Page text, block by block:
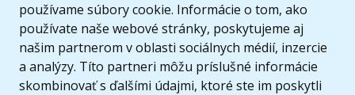
používame súbory cookie. Informácie o tom, ako
používate naše webové stránky, poskytujeme aj
našim partnerom v oblasti sociálnych médií, inzercie
a analýzy. Títo partneri môžu príslušné informácie
skombinovať s ďalšími údajmi, ktoré ste im poskytli